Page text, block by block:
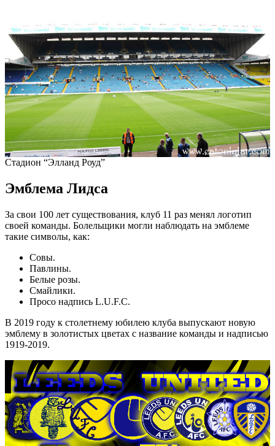
Стадион “Элланд Роуд”
Эмблема Лидса
За свои 100 лет существования, клуб 11 раз менял логотип
своей команды. Болельщики могли наблюдать на эмблеме
такие символы, как:
Совы.
Павлины.
Белые розы.
Смайлики.
Просо надпись L.U.F.C.
В 2019 году к столетнему юбилею клуба выпускают новую
эмблему в золотистых цветах с название команды и надписью
1919-2019.